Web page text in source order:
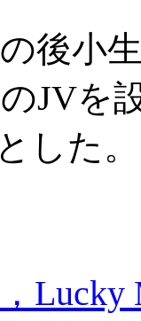
新
JVを
した。
，